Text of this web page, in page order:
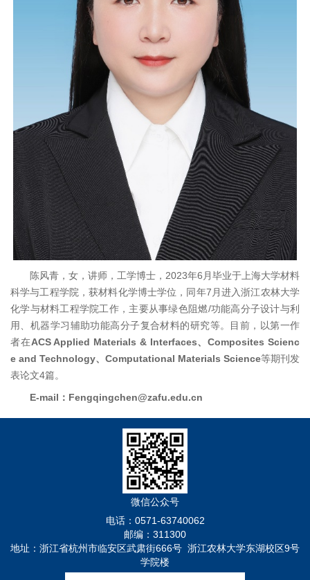
陈风青，女，讲师，工学博士，2023年6月毕业于上海大学材料
科学与工程学院，获材料化学博士学位，同年7月进入浙江农林大学
化学与材料工程学院工作，主要从事绿色阻燃/功能高分子设计与利
用、机器学习辅助功能高分子复合材料的研究等。目前，以第一作
者在ACS Applied Materials & Interfaces、Composites Scienc
e and Technology、Computational Materials Science等期刊发
表论文4篇。
E-mail： Fengqingchen@zafu.edu.cn
微信公众号
电话：0571-63740062
邮编：311300
地址：浙江省杭州市临安区武肃街666号 浙江农林大学东湖校区9号
学院楼